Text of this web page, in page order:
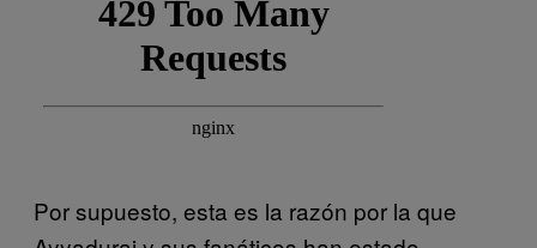
Por supuesto, esta es la razón por la que